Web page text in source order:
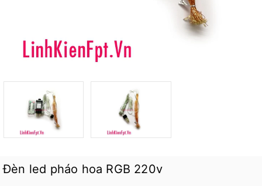
Đèn led pháo hoa RGB 220v